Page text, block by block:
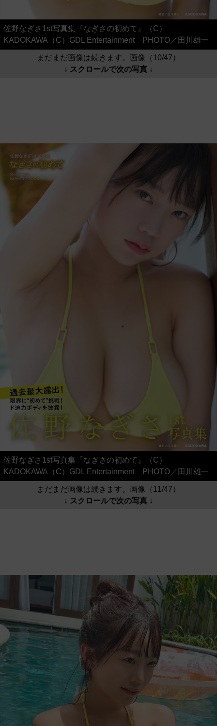
佐野なぎさ1st写真集『なぎさの初めて』（C）
KADOKAWA（C）GDL Entertainment PHOTO／田川雄一
まだまだ画像は続きます。画像（10/47）
↓ スクロールで次の写真 ↓
佐野なぎさ1st写真集『なぎさの初めて』（C）
KADOKAWA（C）GDL Entertainment PHOTO／田川雄一
まだまだ画像は続きます。画像（11/47）
↓ スクロールで次の写真 ↓